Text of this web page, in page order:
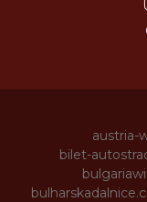
austria-
bilet-